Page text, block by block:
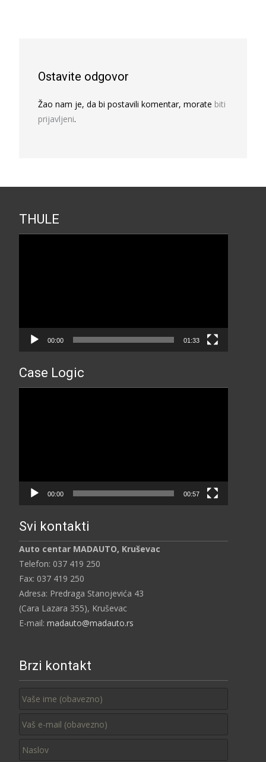
Ostavite odgovor
Žao nam je, da bi postavili komentar, morate biti
prijavljeni.
THULE
00:00 01:33
Case Logic
00:00 00:57
Svi kontakti
Auto centar MADAUTO, Kruševac
Telefon: 037 419 250
Fax: 037 419 250
Adresa: Predraga Stanojevića 43
(Cara Lazara 355), Kruševac
E-mail: madauto@madauto.rs
Brzi kontakt